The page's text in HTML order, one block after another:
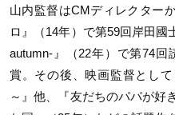
山内監督はCMディレクター
ロ』（14年）で第59回岸田
autumn-』（22年）で第74回
賞。その後、映画監督とし
～』他、『友だちのパパが好